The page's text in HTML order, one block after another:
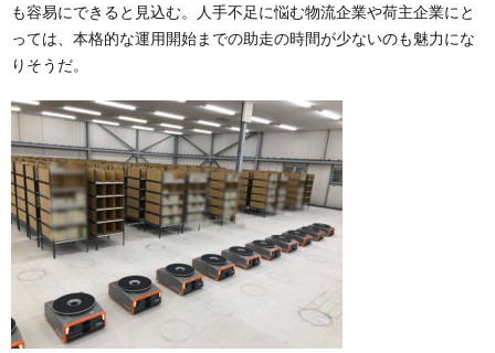
も容易にできると見込む。人手不足に悩む物流企業や荷主企業にと
っては、本格的な運用開始までの助走の時間が少ないのも魅力にな
りそうだ。